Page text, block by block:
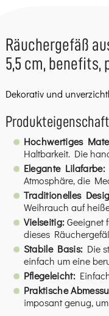
Räuchergefäß
5,5 cm, benefits,
Dekorativ und
Hochwertiges
Haltbarkeit. Die
Elegante Lilafarbe:
Atmosphäre, die
Traditionelles
Weihrauch auf
Vielseitig:Geeignet
dieses
Stabile Basis: Die
einfach um eine
Pflegeleicht:
Praktische
imposant genug,